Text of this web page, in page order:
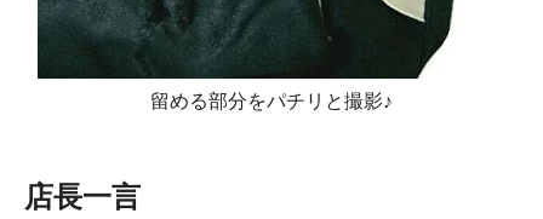
留める部分をパチリと撮影♪
店長一言